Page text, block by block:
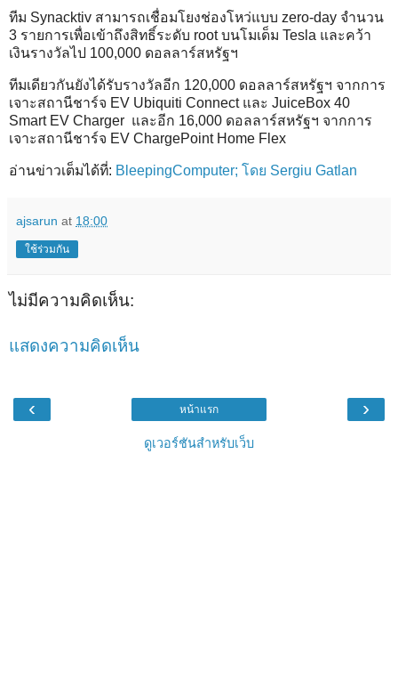
ทีม Synacktiv สามารถเชื่อมโยงช่องโหว่แบบ zero-day จำนวน
3 รายการเพื่อเข้าถึงสิทธิ์ระดับ root บนโมเด็ม Tesla และคว้า
เงินรางวัลไป 100,000 ดอลลาร์สหรัฐฯ
ทีมเดียวกันยังได้รับรางวัลอีก 120,000 ดอลลาร์สหรัฐฯ จากการ
เจาะสถานีชาร์จ EV Ubiquiti Connect และ JuiceBox 40
Smart EV Charger และอีก 16,000 ดอลลาร์สหรัฐฯ จากการ
เจาะสถานีชาร์จ EV ChargePoint Home Flex
อ่านข่าวเต็มได้ที่: BleepingComputer; โดย Sergiu Gatlan
ajsarun at 18:00
ใช้ร่วมกัน
ไม่มีความคิดเห็น:
แสดงความคิดเห็น
‹ ›
หน้าแรก
ดูเวอร์ชันสำหรับเว็บ